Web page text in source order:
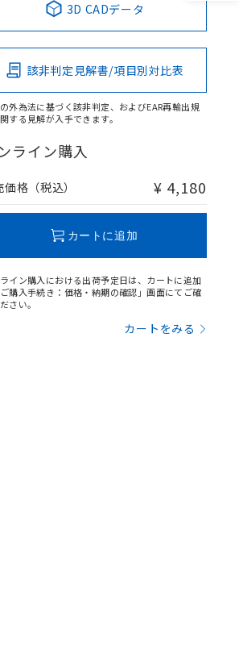
3D CADデータ
該非判定見解書/項目別対比表
外為法に基づく該非判定、およびEAR再輸出規
する見解が入手できます。
ライン購入
価格（税込） ¥ 4,180
カートに追加
イン購入における出荷予定日は、カートに追加
購入手続き：価格・納期の確認」画面にてご確
さい。
カートをみる